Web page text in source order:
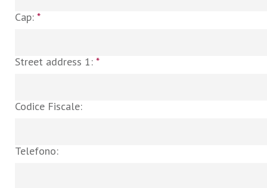
Cap: *
Street address 1: *
Codice Fiscale:
Telefono: